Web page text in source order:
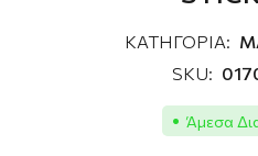
ΚΑΤΗΓΟΡΙΑ:
SKU:
Άμεσα